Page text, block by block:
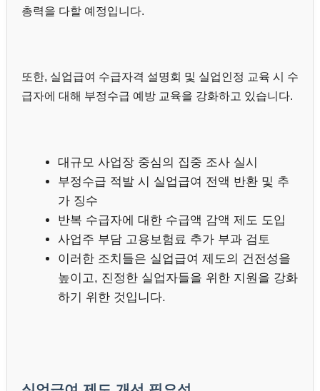
총력을 다할 예정입니다.
또한, 실업급여 수급자격 설명회 및 실업인정 교육 시 수
급자에 대해 부정수급 예방 교육을 강화하고 있습니다.
대규모 사업장 중심의 집중 조사 실시
부정수급 적발 시 실업급여 전액 반환 및 추
가 징수
반복 수급자에 대한 수급액 감액 제도 도입
사업주 부담 고용보험료 추가 부과 검토
이러한 조치들은 실업급여 제도의 건전성을
높이고, 진정한 실업자들을 위한 지원을 강화
하기 위한 것입니다.